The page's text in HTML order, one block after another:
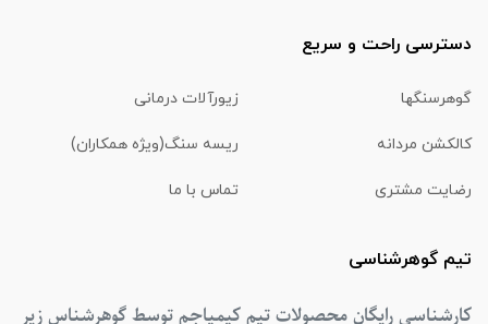
دسترسی راحت و سریع
گوهرسنگها زیورآلات درمانی
کالکشن مردانه ریسه سنگ(ویژه همکاران)
رضایت مشتری تماس با ما
تیم گوهرشناسی
کارشناسی رایگان محصولات تیم کیمیاجم توسط گوهرشناس زیر